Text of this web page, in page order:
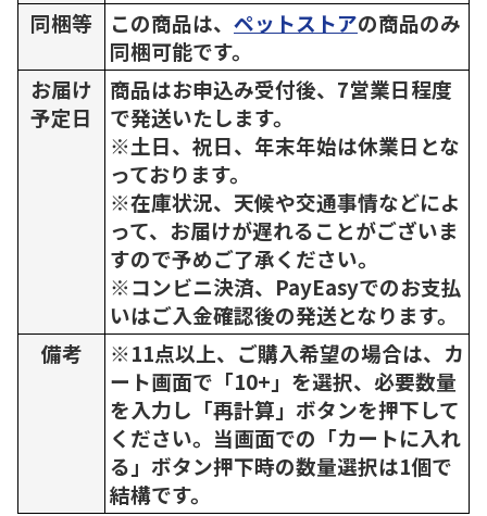
同梱等
この商品は、 ペットストアの商品のみ
同梱可能です。
お届け
予定日
商品はお申込み受付後、7営業日程度
で発送いたします。
※土日、祝日、年末年始は休業日とな
っております。
※在庫状況、天候や交通事情などによ
って、お届けが遅れることがございま
すので予めご了承ください。
※コンビニ決済、PayEasyでのお支払
いはご入金確認後の発送となります。
備考
※11点以上、ご購入希望の場合は、カ
ート画面で「10+」を選択、必要数量
を入力し「再計算」ボタンを押下して
ください。当画面での「カートに入れ
る」ボタン押下時の数量選択は1個で
結構です。